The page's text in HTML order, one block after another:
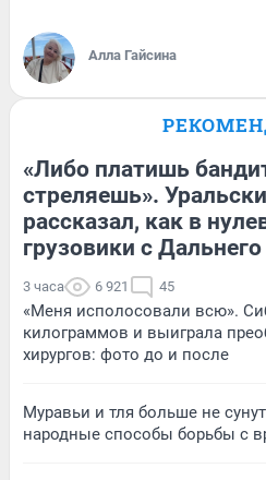
Алла Гайсина
«Либо платишь
стреляешь».
рассказал, как в
грузовики с
3 часа 6 921 45
«Меня исполосовали всю».
килограммов и выиграла
хирургов: фото до и после
Муравьи и тля больше не
народные способы борьбы с